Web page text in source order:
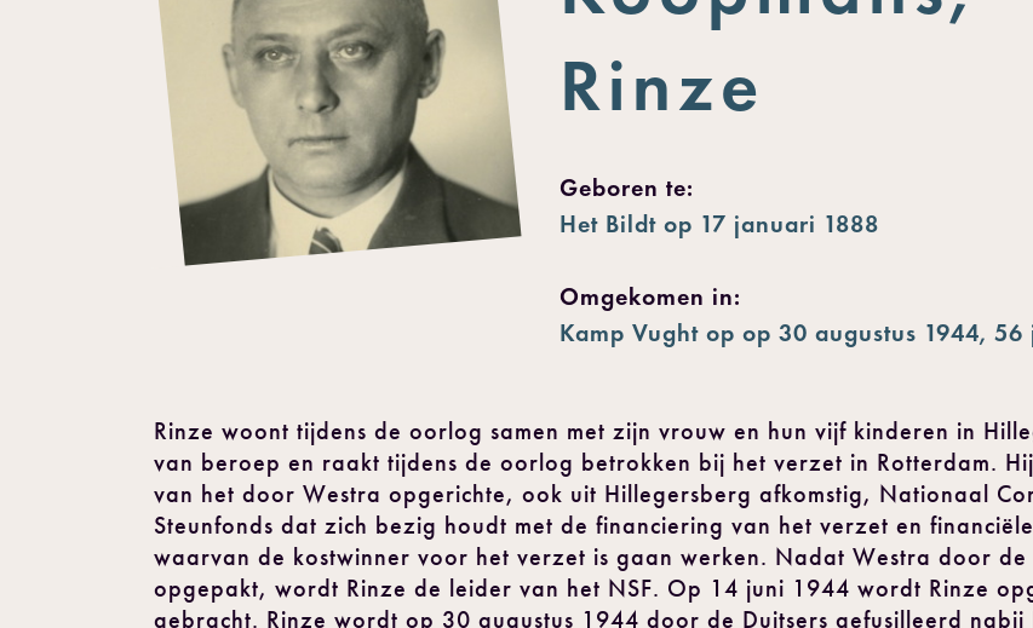
Rinze
Geboren te:
Het Bildt op 17 januari 1888
Omgekomen in:
Kamp Vught op op 30 augustus 1944, 56
Rinze woont tijdens de oorlog samen met zijn vrouw en hun vijf kinderen in
van beroep en raakt tijdens de oorlog betrokken bij het verzet in Rotterdam.
van het door Westra opgerichte, ook uit Hillegersberg afkomstig, Nationaal
Steunfonds dat zich bezig houdt met de financiering van het verzet en
waarvan de kostwinner voor het verzet is gaan werken. Nadat Westra door de
opgepakt, wordt Rinze de leider van het NSF. Op 14 juni 1944 wordt Rinze
gebracht. Rinze wordt op 30 augustus 1944 door de Duitsers gefusilleerd nabij